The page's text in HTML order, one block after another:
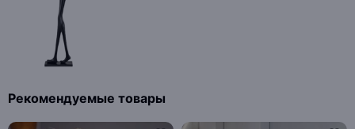
Рекомендуемые товары